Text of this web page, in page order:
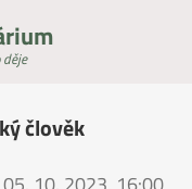
člověk